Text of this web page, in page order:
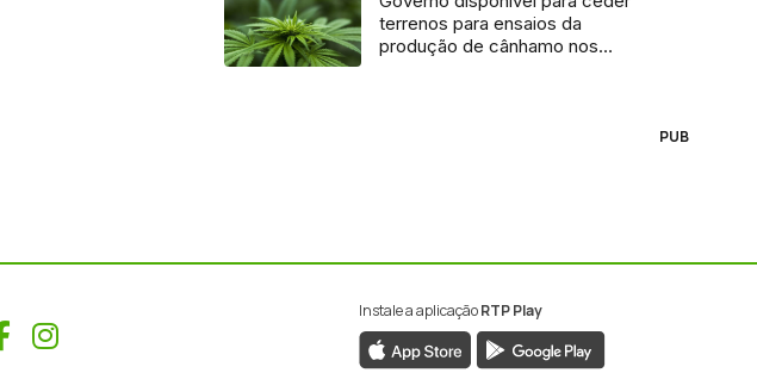
terrenos para ensaios da
produção de cânhamo nos
PUB
Facebook
Instagram
Instale a aplicaçãoRTP Play